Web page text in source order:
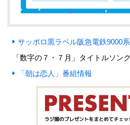
サッポロ黒ラベル阪急電鉄9000
「数字の７・７月」タイトルソン
「朝は恋人」番組情報